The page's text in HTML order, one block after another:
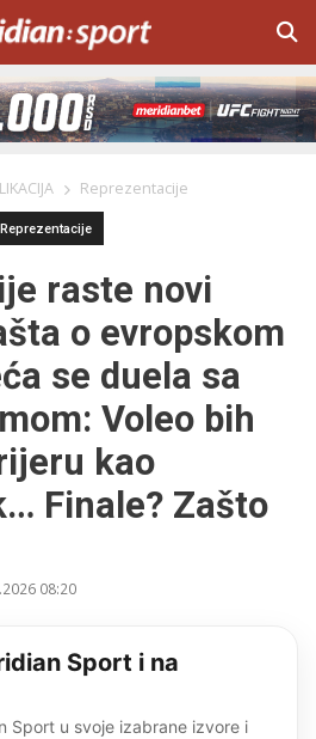
Reprezentacije
Reprezentacije
raste novi
o evropskom
se duela sa
Voleo bih
kao
Finale? Zašto
08:20
Sport i na
Sport u svoje izabrane izvore i